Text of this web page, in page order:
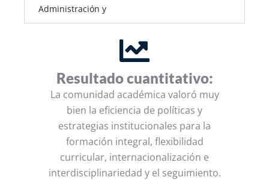
Administración y
Resultado cuantitativo:
La comunidad académica valoró muy
bien la eficiencia de políticas y
estrategias institucionales para la
formación integral, flexibilidad
curricular, internacionalización e
interdisciplinariedad y el seguimiento.